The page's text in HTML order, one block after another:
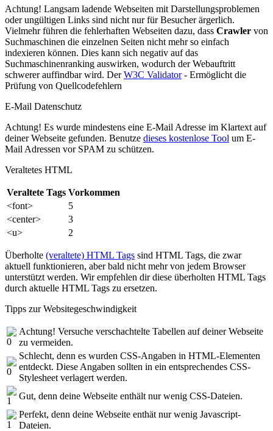
Achtung! Langsam ladende Webseiten mit Darstellungsproblemen
oder ungültigen Links sind nicht nur für Besucher ärgerlich.
Vielmehr führen die fehlerhaften Webseiten dazu, dass Crawler von
Suchmaschinen die einzelnen Seiten nicht mehr so einfach
indexieren können. Dies kann sich negativ auf das
Suchmaschinenranking auswirken, wodurch der Webauftritt
schwerer auffindbar wird. DerW3C Validator- Ermöglicht die
Prüfung von Quellcodefehlern
E-Mail Datenschutz
Achtung! Es wurde mindestens eine E-Mail Adresse im Klartext auf
deiner Webseite gefunden. Benutze dieses kostenlose Tool um E-
Mail Adressen vor SPAM zu schützen.
Veraltetes HTML
Veraltete Tags Vorkommen
<font>
5
<center>
3
<u>
2
Überholte (veraltete) HTML Tags sind HTML Tags, die zwar
aktuell funktionieren, aber bald nicht mehr von jedem Browser
unterstützt werden. Wir empfehlen dir diese überholten HTML Tags
durch aktuelle HTML Tags zu ersetzen.
Tipps zur Websitegeschwindigkeit
Achtung! Versuche verschachtelte Tabellen auf deiner Webseite
zu vermeiden.
Schlecht, denn es wurden CSS-Angaben in HTML-Elementen
entdeckt. Diese Angaben sollten in ein entsprechendes CSS-
Stylesheet verlagert werden.
Gut, denn deine Webseite enthält nur wenig CSS-Dateien.
Perfekt, denn deine Webseite enthät nur wenig Javascript-
Dateien.